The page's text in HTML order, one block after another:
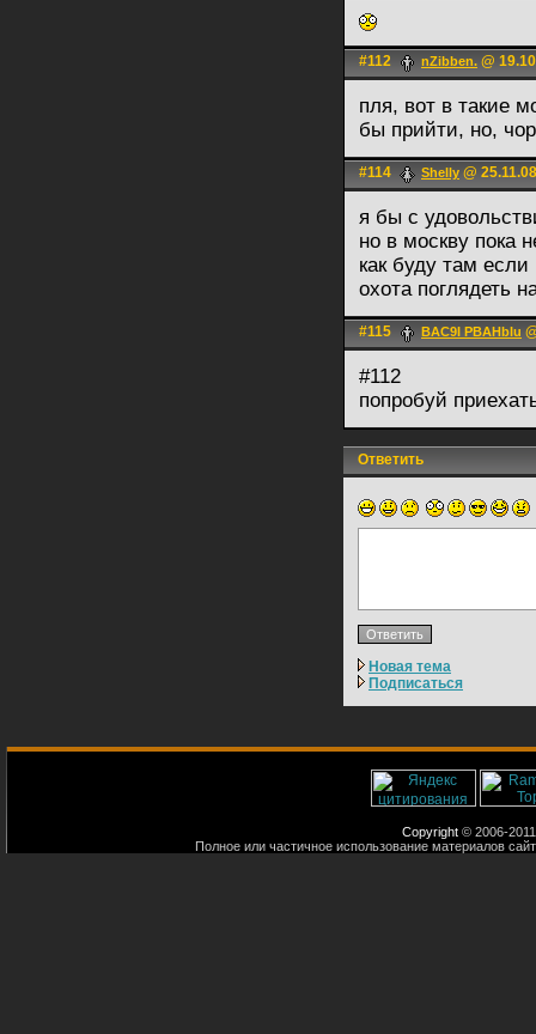
#112 nZibben. @
пля, вот в такие
бы прийти, но,
#114 Shelly @
я бы с
но в москву пока
как буду там
охота поглядеть
#115 BAC9I PBAHbIu
#112
попробуй
Ответить
Новая тема
Подписаться
Copyright © 2006-
Полное или частичное использование материалов